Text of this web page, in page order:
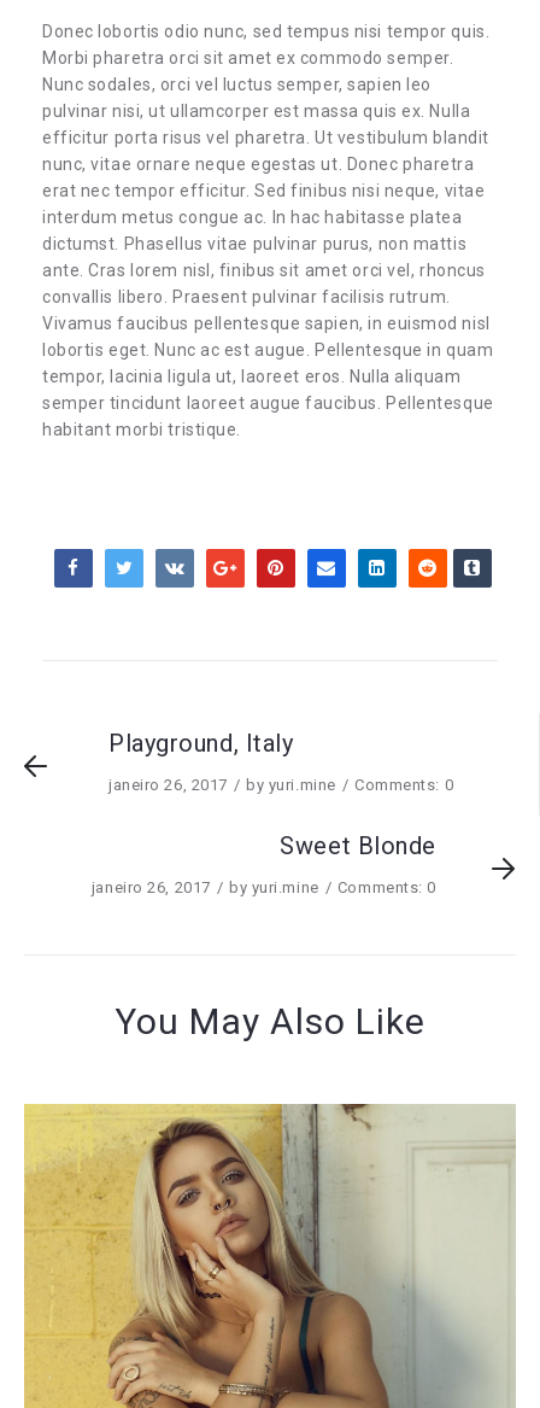
Donec lobortis odio nunc, sed tempus nisi tempor quis.
Morbi pharetra orci sit amet ex commodo semper.
Nunc sodales, orci vel luctus semper, sapien leo
pulvinar nisi, ut ullamcorper est massa quis ex. Nulla
efficitur porta risus vel pharetra. Ut vestibulum blandit
nunc, vitae ornare neque egestas ut. Donec pharetra
erat nec tempor efficitur. Sed finibus nisi neque, vitae
interdum metus congue ac. In hac habitasse platea
dictumst. Phasellus vitae pulvinar purus, non mattis
ante. Cras lorem nisl, finibus sit amet orci vel, rhoncus
convallis libero. Praesent pulvinar facilisis rutrum.
Vivamus faucibus pellentesque sapien, in euismod nisl
lobortis eget. Nunc ac est augue. Pellentesque in quam
tempor, lacinia ligula ut, laoreet eros. Nulla aliquam
semper tincidunt laoreet augue faucibus. Pellentesque
habitant morbi tristique.
Playground, Italy
janeiro 26, 2017 by yuri.mine Comments: 0
Sweet Blonde
janeiro 26, 2017 by yuri.mine Comments: 0
You May Also Like